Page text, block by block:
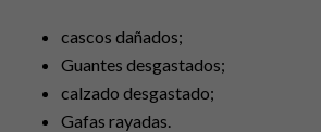
cascos dañados;
Guantes desgastados;
calzado desgastado;
Gafas rayadas.